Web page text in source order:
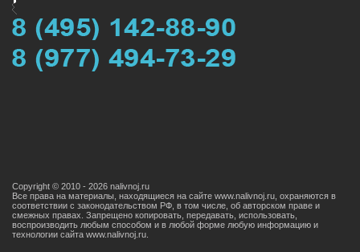
Copyright © 2010 - 2026 nalivnoj.ru
Все права на материалы, находящиеся на сайте www.nalivnoj.ru, охраняются в
соответствии с законодательством РФ, в том числе, об авторском праве и
смежных правах. Запрещено копировать, передавать, использовать,
воспроизводить любым способом и в любой форме любую информацию и
технологии сайта www.nаlivnoj.ru.